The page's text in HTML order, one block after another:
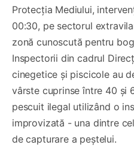
Protecția Mediului,
00:30, pe sectorul
zonă cunoscută pentru
Inspectorii din cadrul
cinegetice și piscicole au
vârste cuprinse între 40 și
pescuit ilegal utilizând o
improvizată - una dintre
de capturare a peștelui.